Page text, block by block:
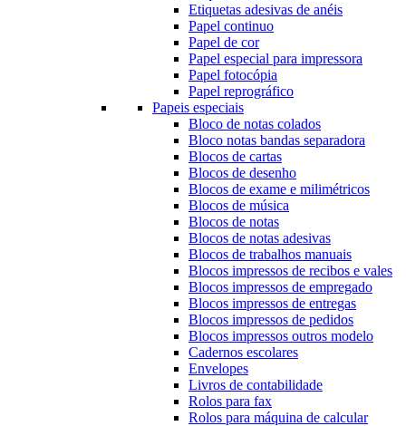
Etiquetas adesivas de anéis
Papel continuo
Papel de cor
Papel especial para impressora
Papel fotocópia
Papel reprográfico
Papeis especiais
Bloco de notas colados
Bloco notas bandas separadora
Blocos de cartas
Blocos de desenho
Blocos de exame e milimétricos
Blocos de música
Blocos de notas
Blocos de notas adesivas
Blocos de trabalhos manuais
Blocos impressos de recibos e vales
Blocos impressos de empregado
Blocos impressos de entregas
Blocos impressos de pedidos
Blocos impressos outros modelo
Cadernos escolares
Envelopes
Livros de contabilidade
Rolos para fax
Rolos para máquina de calcular